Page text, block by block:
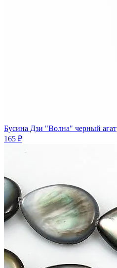
Бусина Дзи "Волна" черный агат
165 ₽